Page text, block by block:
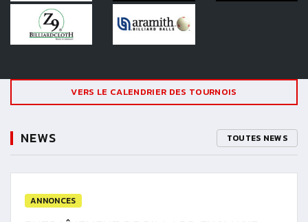
VERS LE CALENDRIER DES TOURNOIS
NEWS TOUTES NEWS
ANNONCES